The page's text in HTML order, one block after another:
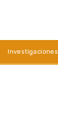
Investigaciones